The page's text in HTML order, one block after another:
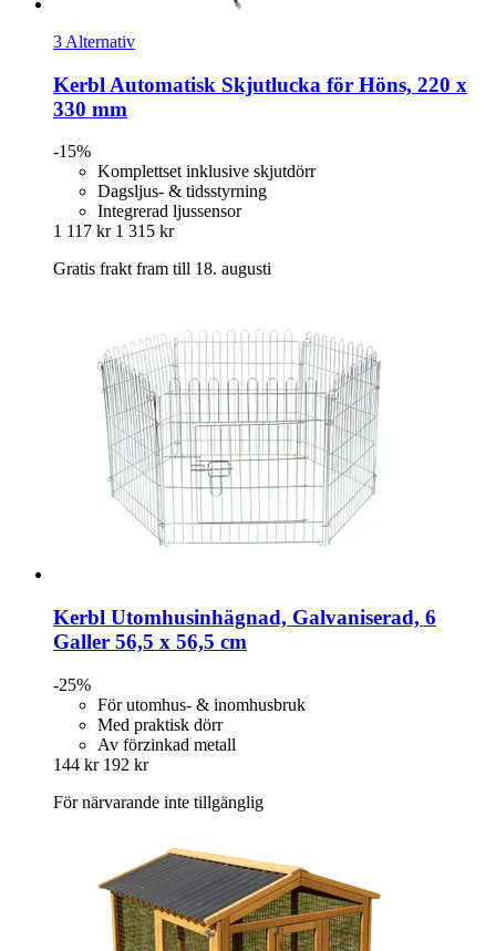
3 Alternativ
Kerbl Automatisk Skjutlucka för Höns, 220 x
330 mm
-15%
Komplettset inklusive skjutdörr
Dagsljus- & tidsstyrning
Integrerad ljussensor
1 117 kr 1 315 kr
Gratis frakt fram till 18. augusti
Kerbl Utomhusinhägnad, Galvaniserad, 6
Galler 56,5 x 56,5 cm
-25%
För utomhus- & inomhusbruk
Med praktisk dörr
Av förzinkad metall
144 kr 192 kr
För närvarande inte tillgänglig